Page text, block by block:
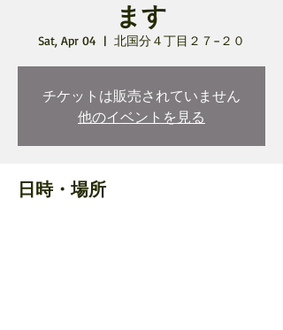
ます
Sat, Apr 04
  |
北国分４丁目２７−２０
チケットは販売されていません
他のイベントを見る
日時・場所